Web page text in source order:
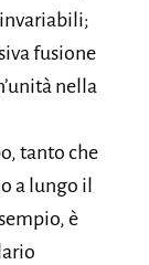
fusione
nella
tanto che
a lungo il
è